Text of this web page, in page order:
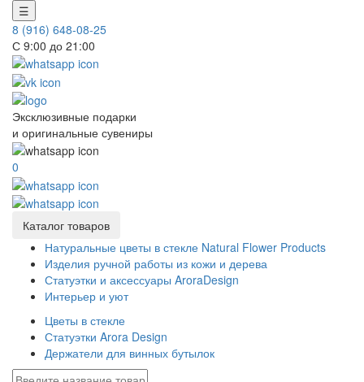
☰
8 (916) 648-08-25
С 9:00 до 21:00
Эксклюзивные подарки
и оригинальные сувениры
0
Каталог товаров
Натуральные цветы в стекле Natural Flower Products
Изделия ручной работы из кожи и дерева
Статуэтки и аксессуары AroraDesign
Интерьер и уют
Цветы в стекле
Статуэтки Arora Design
Держатели для винных бутылок